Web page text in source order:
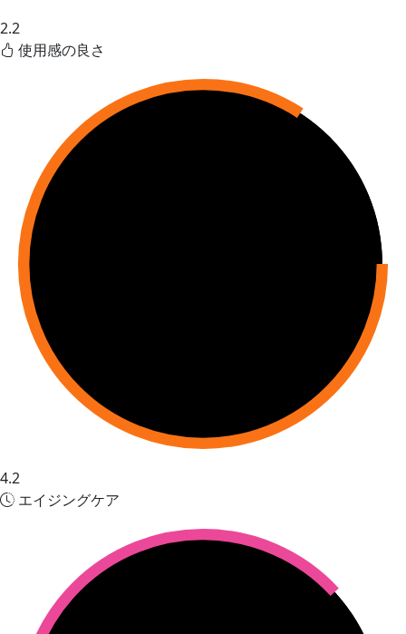
2.2
使用感の良さ
4.2
エイジングケア